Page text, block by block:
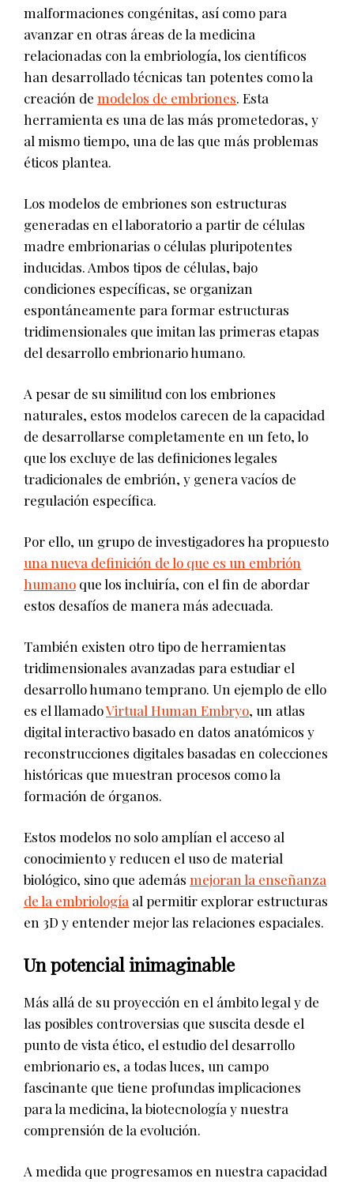
malformaciones congénitas, así como para
avanzar en otras áreas de la medicina
relacionadas con la embriología, los científicos
han desarrollado técnicas tan potentes como la
creación de modelos de embriones. Esta
herramienta es una de las más prometedoras, y
al mismo tiempo, una de las que más problemas
éticos plantea.
Los modelos de embriones son estructuras
generadas en el laboratorio a partir de células
madre embrionarias o células pluripotentes
inducidas. Ambos tipos de células, bajo
condiciones específicas, se organizan
espontáneamente para formar estructuras
tridimensionales que imitan las primeras etapas
del desarrollo embrionario humano.
A pesar de su similitud con los embriones
naturales, estos modelos carecen de la capacidad
de desarrollarse completamente en un feto, lo
que los excluye de las definiciones legales
tradicionales de embrión, y genera vacíos de
regulación específica.
Por ello, un grupo de investigadores ha propuesto
una nueva definición de lo que es un embrión
humano que los incluiría, con el fin de abordar
estos desafíos de manera más adecuada.
También existen otro tipo de herramientas
tridimensionales avanzadas para estudiar el
desarrollo humano temprano. Un ejemplo de ello
es el llamadoVirtual Human Embryo, un atlas
digital interactivo basado en datos anatómicos y
reconstrucciones digitales basadas en colecciones
históricas que muestran procesos como la
formación de órganos.
Estos modelos no solo amplían el acceso al
conocimiento y reducen el uso de material
biológico, sino que además mejoran la enseñanza
de la embriología al permitir explorar estructuras
en 3D y entender mejor las relaciones espaciales.
Un potencial inimaginable
Más allá de su proyección en el ámbito legal y de
las posibles controversias que suscita desde el
punto de vista ético, el estudio del desarrollo
embrionario es, a todas luces, un campo
fascinante que tiene profundas implicaciones
para la medicina, la biotecnología y nuestra
comprensión de la evolución.
A medida que progresamos en nuestra capacidad